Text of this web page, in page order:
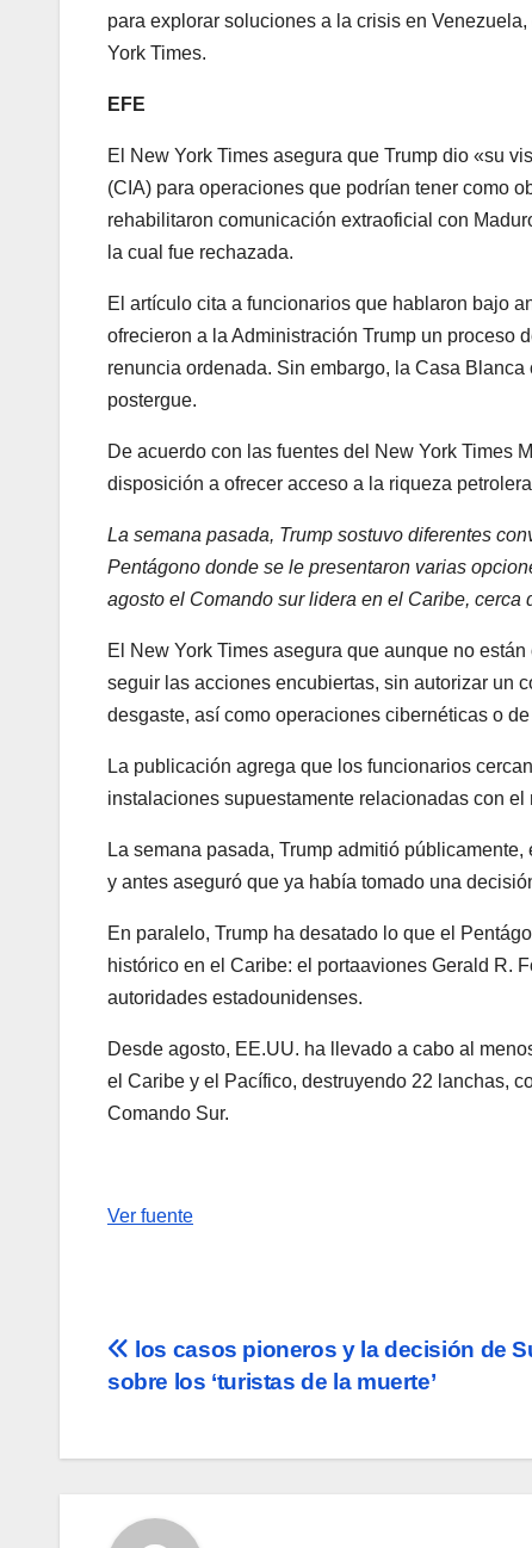
para explorar soluciones a la crisis en
York Times.
EFE
El New York Times asegura que Trump dio «su
(CIA) para operaciones que podrían tener como
rehabilitaron comunicación extraoficial con
la cual fue rechazada.
El artículo cita a funcionarios que hablaron bajo
ofrecieron a la Administración Trump un proceso
renuncia ordenada. Sin embargo, la Casa
postergue.
De acuerdo con las fuentes del New York Times
disposición a ofrecer acceso a la riqueza
La semana pasada, Trump sostuvo diferentes
Pentágono donde se le presentaron varias
agosto el Comando sur lidera en el Caribe, cerca
El New York Times asegura que aunque no
seguir las acciones encubiertas, sin autorizar un
desgaste, así como operaciones cibernéticas o
La publicación agrega que los funcionarios
instalaciones supuestamente relacionadas con
La semana pasada, Trump admitió
y antes aseguró que ya había tomado una
En paralelo, Trump ha desatado lo que el
histórico en el Caribe: el portaaviones Gerald R.
autoridades estadounidenses.
Desde agosto, EE.UU. ha llevado a cabo al
el Caribe y el Pacífico, destruyendo 22 lanchas,
Comando Sur.
Ver fuente
Navegación
entradas
los casos pioneros y la decisión de
sobre los ‘turistas de la muerte’